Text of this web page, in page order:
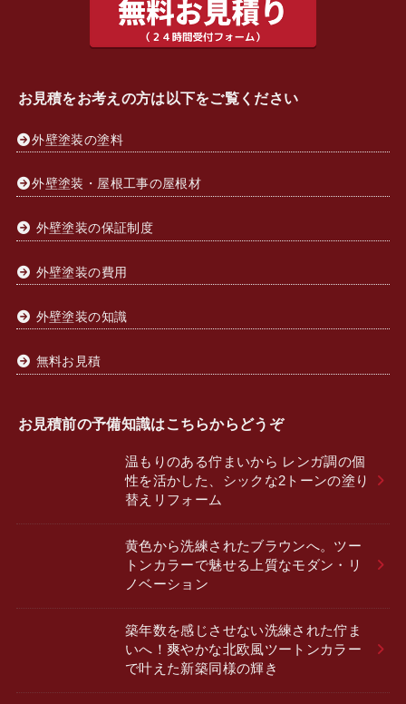
お見積をお考えの方は以下をご覧ください
外壁塗装の塗料
外壁塗装・屋根工事の屋根材
外壁塗装の保証制度
外壁塗装の費用
外壁塗装の知識
無料お見積
お見積前の予備知識はこちらからどうぞ
温もりのある佇まいから レンガ調の個
性を活かした、シックな2トーンの塗り
替えリフォーム
黄色から洗練されたブラウンへ。ツー
トンカラーで魅せる上質なモダン・リ
ノベーション
築年数を感じさせない洗練された佇ま
いへ！爽やかな北欧風ツートンカラー
で叶えた新築同様の輝き